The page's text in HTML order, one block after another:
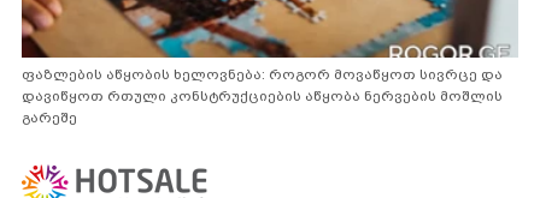
ფაზლების აწყობის ხელოვნება: როგორ მოვაწყოთ სივრცე და
დავიწყოთ რთული კონსტრუქციების აწყობა ნერვების მოშლის
გარეშე